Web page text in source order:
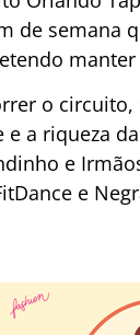
de semana
o
a riqueza
e
e